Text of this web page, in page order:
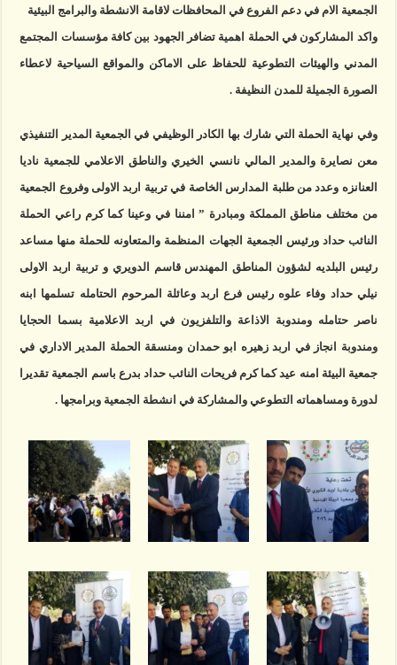
الجمعية الام في دعم الفروع في المحافظات لاقامة الانشطة والبرامج البيئية
واكد المشاركون في الحملة اهمية تضافر الجهود بين كافة مؤسسات المجتمع
المدني والهيئات التطوعية للحفاظ على الاماكن والمواقع السياحية لاعطاء
الصورة الجميلة للمدن النظيفة .
وفي نهاية الحملة التي شارك بها الكادر الوظيفي في الجمعية المدير التنفيذي
معن نصايرة والمدير المالي نانسي الخيري والناطق الاعلامي للجمعية ناديا
العنانزه وعدد من طلبة المدارس الخاصة في تربية اربد الاولى وفروع الجمعية
من مختلف مناطق المملكة ومبادرة ” امننا في وعينا كما كرم راعي الحملة
النائب حداد ورئيس الجمعية الجهات المنظمة والمتعاونه للحملة منها مساعد
رئيس البلديه لشؤون المناطق المهندس قاسم الدويري و تربية اربد الاولى
نيلي حداد وفاء علوه رئيس فرع اربد وعائلة المرحوم الحتامله تسلمها ابنه
ناصر حتامله ومندوبة الاذاعة والتلفزيون في اربد الاعلامية بسما الحجايا
ومندوبة انجاز في اربد زهيره ابو حمدان ومنسقة الحملة المدير الاداري في
جمعية البيئة امنه عيد كما كرم فريحات النائب حداد بدرع باسم الجمعية تقديرا
لدورة ومساهماته التطوعي والمشاركة في انشطة الجمعية وبرامجها .